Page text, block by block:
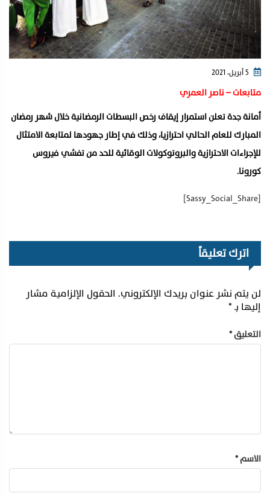
‏⁧‫متابعات – ناصر العمري
أمانة جدة‬⁩ تعلن استمرار إيقاف رخص البسطات الرمضانية خلال شهر رمضان
المبارك للعام الحالي احترازيا، وذلك في إطار جهودها لمتابعة الامتثال
للإجراءات الاحترازية والبروتوكولات الوقائية للحد من تفشي ⁧‫فيروس
كورونا‬⁩.
[Sassy_Social_Share]
اترك تعليقاً
لن يتم نشر عنوان بريدك الإلكتروني. الحقول الإلزامية مشار
إليها بـ*
التعليق*
الاسم*